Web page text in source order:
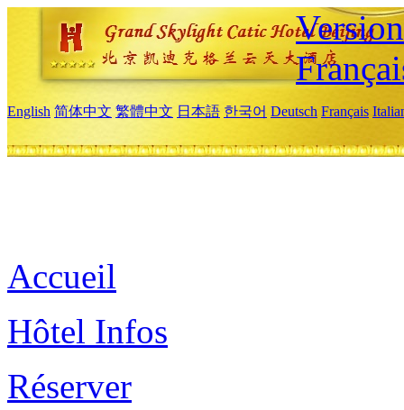
English 简体中文 繁體中文 日本語 한국어 Deutsch Français
Accueil
Hôtel Infos
Réserver